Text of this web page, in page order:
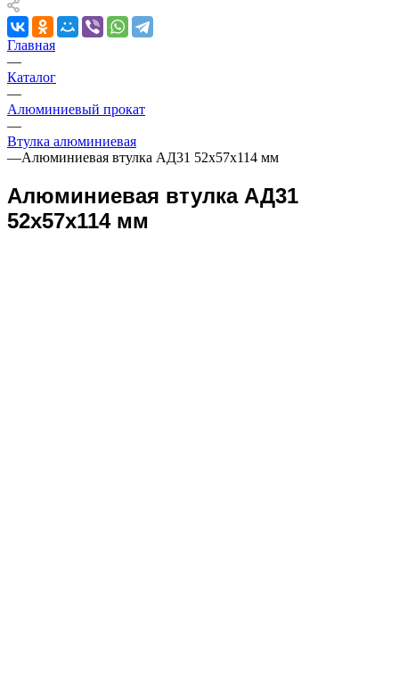
Главная
—
Каталог
—
Алюминиевый прокат
—
Втулка алюминиевая
—Алюминиевая втулка АД31 52x57x114 мм
Алюминиевая втулка АД31
52x57x114 мм